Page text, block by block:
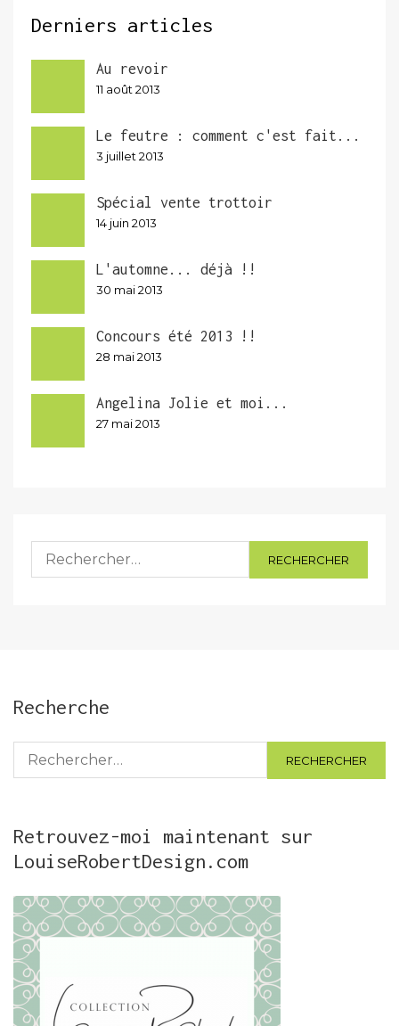
Derniers articles
Au revoir
11 août 2013
Le feutre : comment c'est fait...
3 juillet 2013
Spécial vente trottoir
14 juin 2013
L'automne... déjà !!
30 mai 2013
Concours été 2013 !!
28 mai 2013
Angelina Jolie et moi...
27 mai 2013
Rechercher :
Recherche
Rechercher :
Retrouvez-moi maintenant sur
LouiseRobertDesign.com